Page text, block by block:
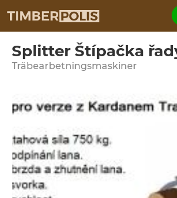
Splitter Štípačka
Träbearbetningsmaskiner